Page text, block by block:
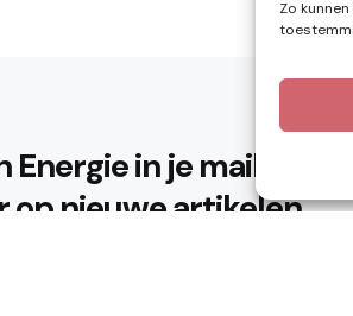
Zo
Energie in je mailbox?
op nieuwe artikelen.